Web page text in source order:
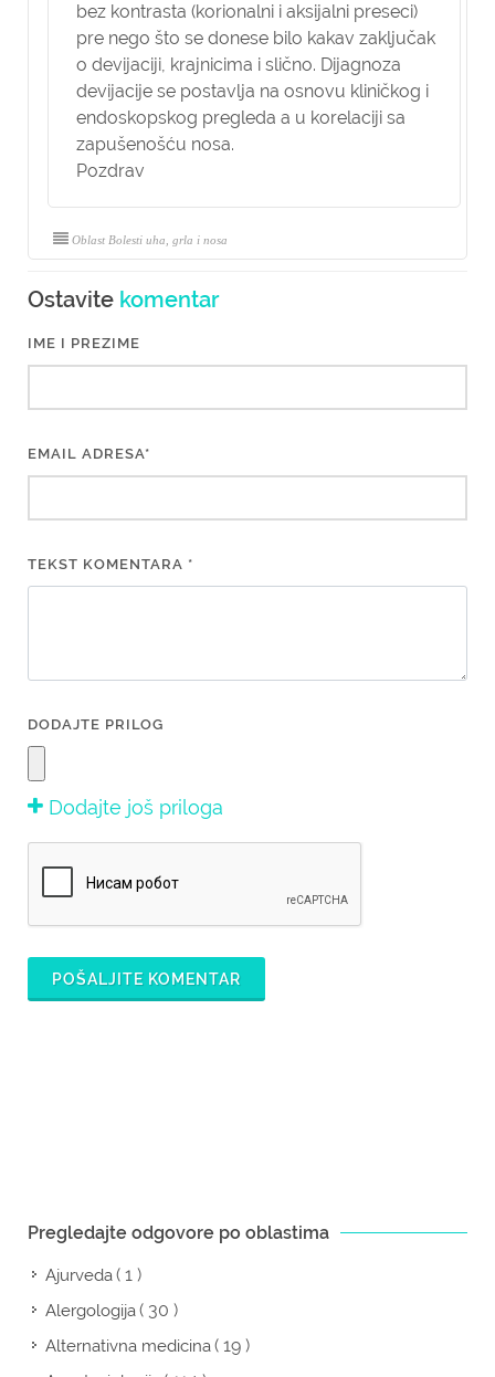
bez kontrasta (korionalni i aksijalni preseci)
pre nego što se donese bilo kakav zaključak
o devijaciji, krajnicima i slično. Dijagnoza
devijacije se postavlja na osnovu kliničkog i
endoskopskog pregleda a u korelaciji sa
zapušenošću nosa.
Pozdrav
Oblast Bolesti uha, grla i nosa
Ostavite komentar
IME I PREZIME
EMAIL ADRESA*
TEKST KOMENTARA *
DODAJTE PRILOG
Dodajte još priloga
POŠALJITE KOMENTAR
Pregledajte odgovore po oblastima
Ajurveda( 1 )
Alergologija( 30 )
Alternativna medicina( 19 )